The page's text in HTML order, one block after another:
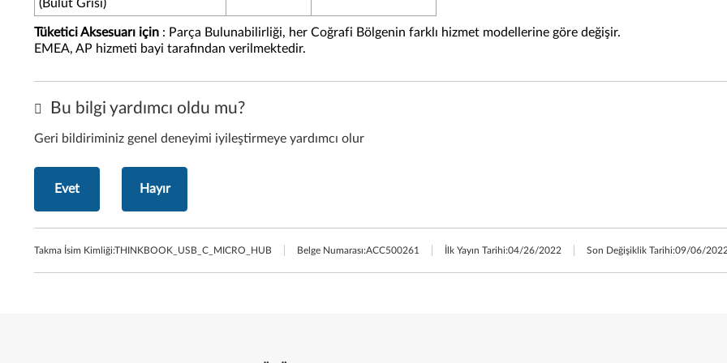
(Bulut Grisi)
Tüketici Aksesuarı için : Parça Bulunabilirliği, her Coğrafi Bölgenin farklı hizmet modellerine göre değişir.
EMEA, AP hizmeti bayi tarafından verilmektedir.
Bu bilgi yardımcı oldu mu?
Geri bildiriminiz genel deneyimi iyileştirmeye yardımcı olur
Evet Hayır
Takma İsim Kimliği:THINKBOOK_USB_C_MICRO_HUB Belge Numarası:ACC500261 İlk Yayın Tarihi:04/26/2022 Son Değişiklik Tarihi:09/06/